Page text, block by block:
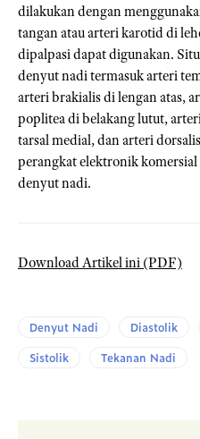
dilakukan dengan
tangan atau arteri karotid di
dipalpasi dapat digunakan.
denyut nadi termasuk arteri
arteri brakialis di lengan atas,
poplitea di belakang lutut,
tarsal medial, dan arteri
perangkat elektronik
denyut nadi.
Download Artikel ini (PDF)
Denyut Nadi Diastolik
Sistolik
Tekanan Nadi